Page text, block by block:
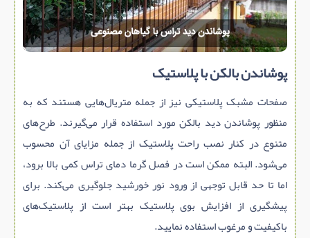
پوشاندن بالکن با پلاستیک
صفحات مشبک پلاستیکی نیز از جمله متریال‌هایی هستند که به
منظور پوشاندن دید بالکن مورد استفاده قرار می‌گیرند. طرح‌های
متنوع در کنار نصب راحت پلاستیک از جمله مزایای آن محسوب
می‌شود. البته ممکن است در فصل گرما دمای تراس کمی بالا برود،
اما تا حد قابل توجهی از ورود نور خورشید جلوگیری می‌کند. برای
پیشگیری از افزایش بوی پلاستیک بهتر است از پلاستیک‌های
باکیفیت و مرغوب استفاده نمایید.